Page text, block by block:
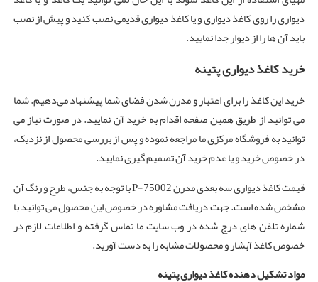
دیواری را روی کاغذ دیواری و یا کاغذ دیواری قدیمی نصب کنید و پیش از نصب
باید آن ها را از دیوار جدا نمایید.
خرید کاغذ دیواری پتینه
خرید این کاغذ را برای اعتبار و مدرن شدن فضای شما پیشنهاد می‌دهیم. شما
می توانید از طریق همین صفحه اقدام به خرید آن نمایید. در صورت نیاز می
توانید به فروشگاه مرکزی ما مراجعه نموده و پس از بررسی محصول از نزدیک،
در خصوص خرید و یا عدم خرید آن تصمیم گیری نمایید.
قیمت کاغذ دیواری سه بعدی مدرن P-75002 با توجه به جنس، طرح و رنگ آن
مشخص شده است. جهت دریافت مشاوره در خصوص این محصول می توانید با
شماره تلفن های درج شده در وب سایت ما تماس گرفته و اطلاعات لازم در
خصوص کاغذ آبشار و محصولات مشابه را به دست آورید.
مواد تشکیل دهنده کاغذ دیواری پتینه